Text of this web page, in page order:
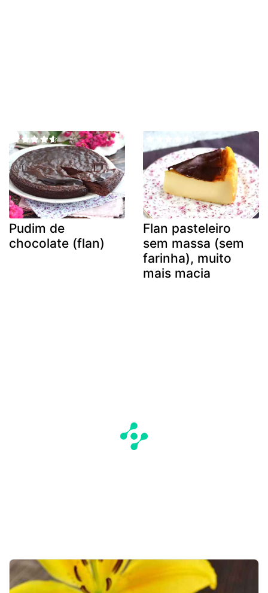
Pudim de
chocolate (flan)
Flan pasteleiro
sem massa (sem
farinha), muito
mais macia